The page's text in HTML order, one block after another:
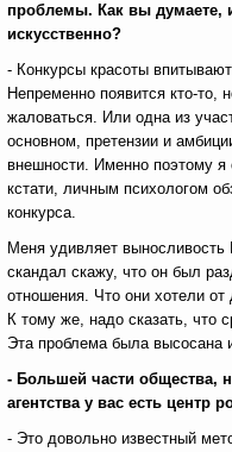
проблемы. Как вы думаете,
искусственно?
- Конкурсы красоты
Непременно появится кто-то,
жаловаться. Или одна из
основном, претензии и
внешности. Именно поэтому я
кстати, личным психологом
конкурса.
Меня удивляет
скандал скажу, что он был
отношения. Что они хотели от
К тому же, надо сказать, что
Эта проблема была высосана
- Большей части общества,
агентства у вас есть центр
- Это довольно известный